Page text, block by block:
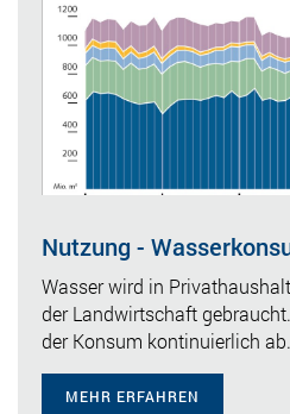
Nutzung -
Wasser wird in
der Landwirtschaft
der Konsum kontinuierlich ab.
MEHR ERFAHREN